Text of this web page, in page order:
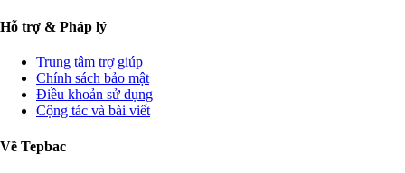
Hỗ trợ & Pháp lý
Trung tâm trợ giúp
Chính sách bảo mật
Điều khoản sử dụng
Cộng tác và bài viết
Về Tepbac